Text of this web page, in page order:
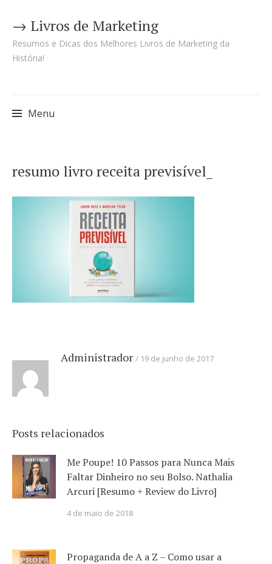
→ Livros de Marketing
Resumos e Dicas dos Melhores Livros de Marketing da
História!
Menu
para
o
resumo livro receita previsível_
Administrador 19 de junho de 2017
Posts relacionados
Me Poupe! 10 Passos para Nunca Mais
Faltar Dinheiro no seu Bolso. Nathalia
Arcuri [Resumo + Review do Livro]
4 de maio de 2018
Propaganda de A a Z – Como usar a